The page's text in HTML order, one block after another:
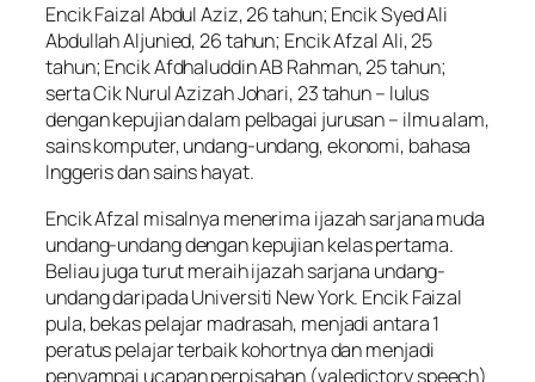
Encik Faizal Abdul Aziz, 26 tahun; Encik Syed Ali
Abdullah Aljunied, 26 tahun; Encik Afzal Ali, 25
tahun; Encik Afdhaluddin AB Rahman, 25 tahun;
serta Cik Nurul Azizah Johari, 23 tahun – lulus
dengan kepujian dalam pelbagai jurusan – ilmu alam,
sains komputer, undang-undang, ekonomi, bahasa
Inggeris dan sains hayat.
Encik Afzal misalnya menerima ijazah sarjana muda
undang-undang dengan kepujian kelas pertama.
Beliau juga turut meraih ijazah sarjana undang-
undang daripada Universiti New York. Encik Faizal
pula, bekas pelajar madrasah, menjadi antara 1
peratus pelajar terbaik kohortnya dan menjadi
penyampai ucapan perpisahan (valedictory speech)